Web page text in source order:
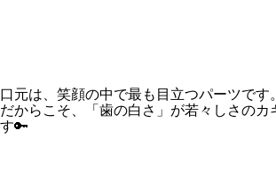
口元は、笑顔の中で最も目立つパーツです。
だからこそ、「歯の白さ」が若々しさのカ
す🔑